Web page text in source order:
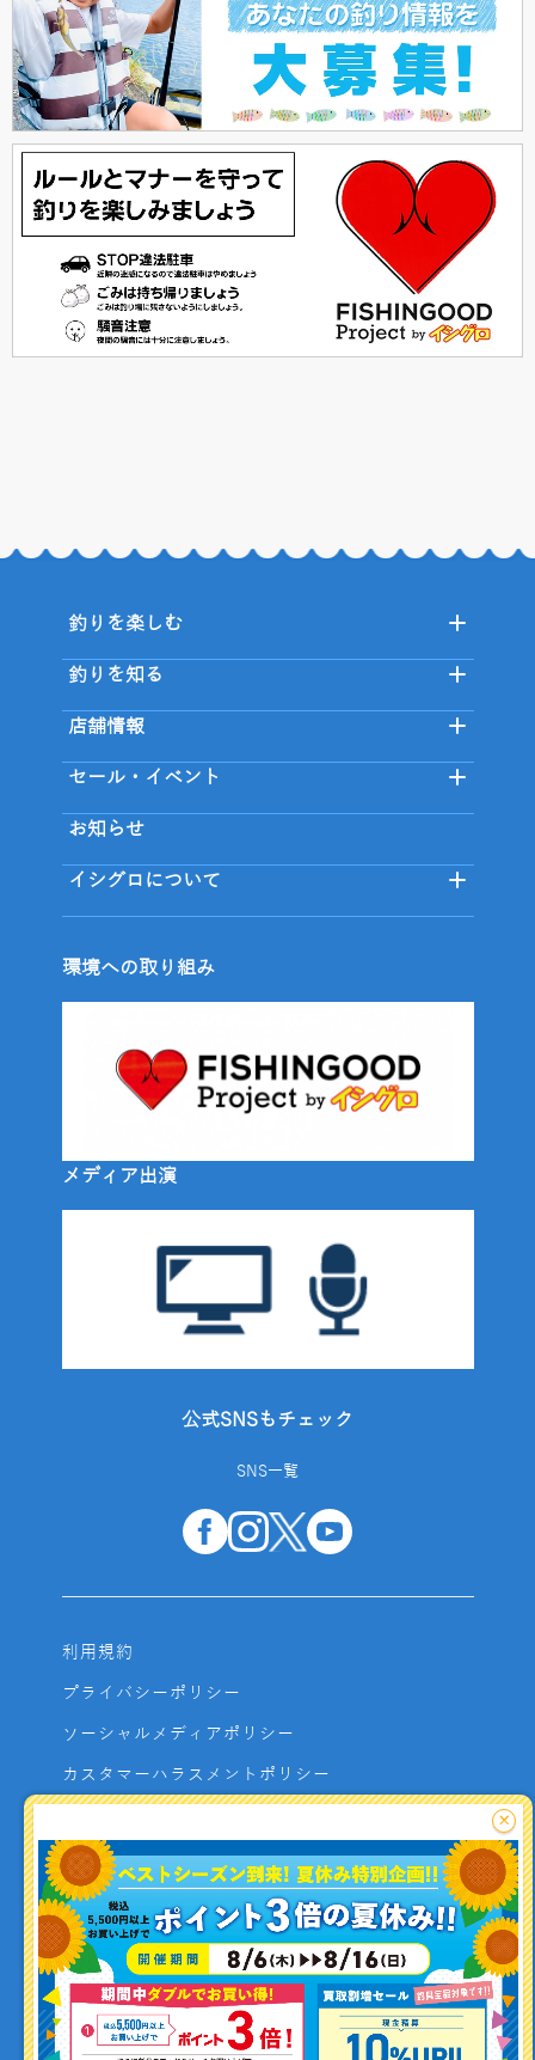
釣り情報を
投稿する
釣りを楽しむ
釣りを知る
店舗情報
セール・イベント
お知らせ
イシグロについて
環境への取り組み
メディア出演
公式SNSもチェック
SNS一覧
利用規約
プライバシーポリシー
ソーシャルメディアポリシー
カスタマーハラスメントポリシー
よくあるご質問
お問い合わせ
利用者資金の保全方法
×